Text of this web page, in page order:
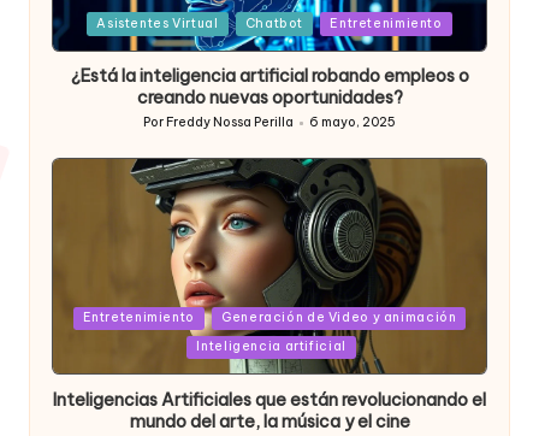
Posted
in
Asistentes Virtual Chatbot Entretenimiento
¿Está la inteligencia artificial robando empleos o
creando nuevas oportunidades?
Publicado
Por Freddy Nossa Perilla 6 mayo, 2025
Posted
Entretenimiento
Generación de Video y animación
Inteligencia artificial
Inteligencias Artificiales que están revolucionando el
mundo del arte, la música y el cine